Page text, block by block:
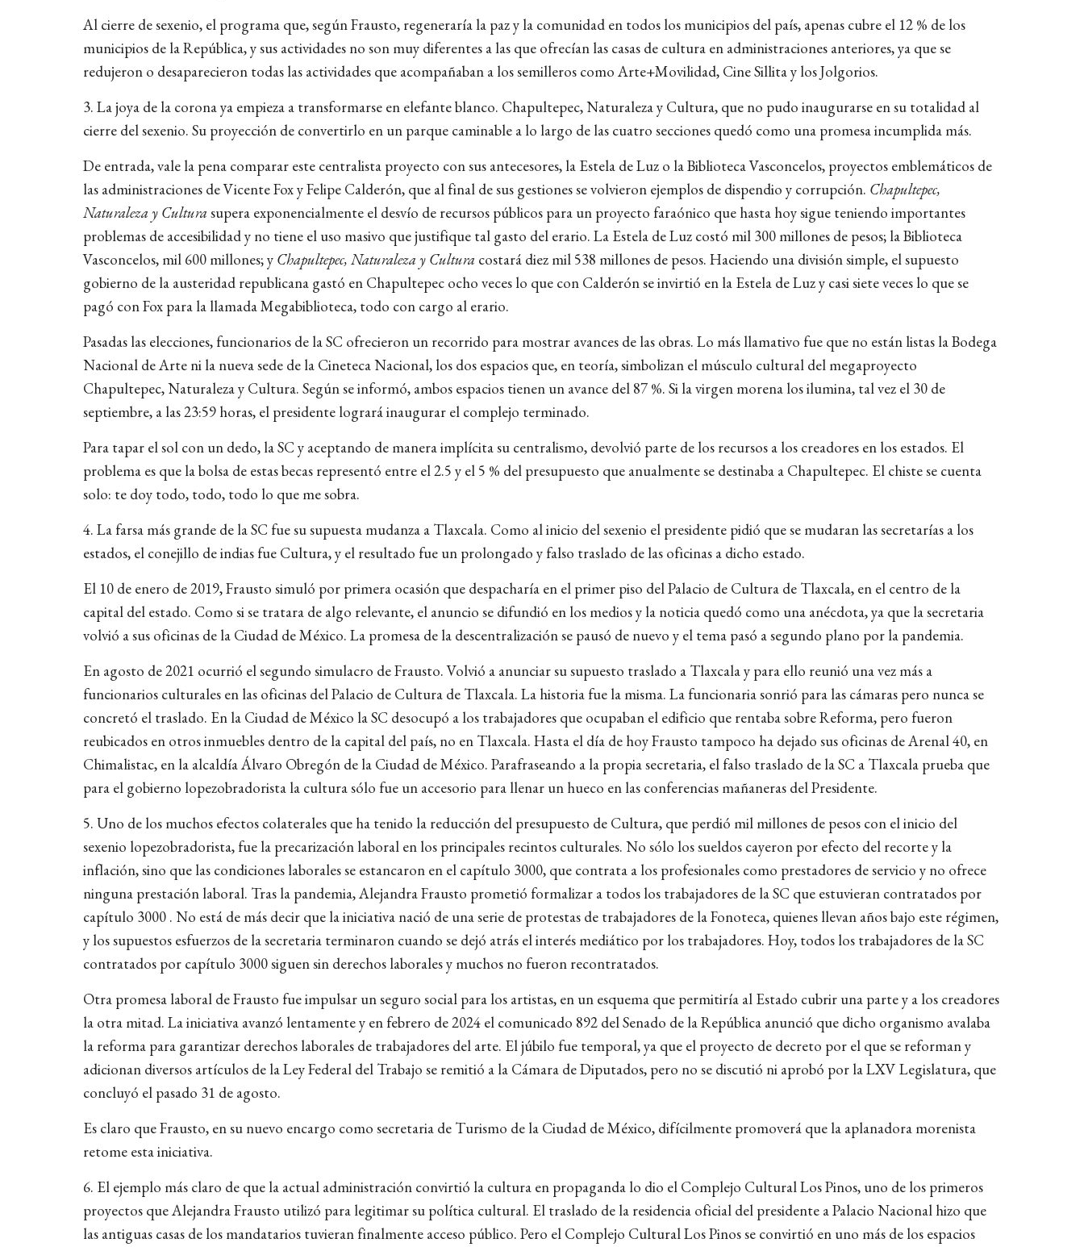
Al cierre de sexenio, el programa que, según Frausto, regeneraría la paz y la comunidad en todos los municipios del país, apenas cubre el 12 % de los
municipios de la República, y sus actividades no son muy diferentes a las que ofrecían las casas de cultura en administraciones anteriores, ya que se
redujeron o desaparecieron todas las actividades que acompañaban a los semilleros como Arte+Movilidad, Cine Sillita y los Jolgorios.
3. La joya de la corona ya empieza a transformarse en elefante blanco. Chapultepec, Naturaleza y Cultura, que no pudo inaugurarse en su totalidad al
cierre del sexenio. Su proyección de convertirlo en un parque caminable a lo largo de las cuatro secciones quedó como una promesa incumplida más.
De entrada, vale la pena comparar este centralista proyecto con sus antecesores, la Estela de Luz o la Biblioteca Vasconcelos, proyectos emblemáticos de
las administraciones de Vicente Fox y Felipe Calderón, que al final de sus gestiones se volvieron ejemplos de dispendio y corrupción. Chapultepec,
Naturaleza y Cultura supera exponencialmente el desvío de recursos públicos para un proyecto faraónico que hasta hoy sigue teniendo importantes
problemas de accesibilidad y no tiene el uso masivo que justifique tal gasto del erario. La Estela de Luz costó mil 300 millones de pesos; la Biblioteca
Vasconcelos, mil 600 millones; y Chapultepec, Naturaleza y Cultura costará diez mil 538 millones de pesos. Haciendo una división simple, el supuesto
gobierno de la austeridad republicana gastó en Chapultepec ocho veces lo que con Calderón se invirtió en la Estela de Luz y casi siete veces lo que se
pagó con Fox para la llamada Megabiblioteca, todo con cargo al erario.
Pasadas las elecciones, funcionarios de la SC ofrecieron un recorrido para mostrar avances de las obras. Lo más llamativo fue que no están listas la Bodega
Nacional de Arte ni la nueva sede de la Cineteca Nacional, los dos espacios que, en teoría, simbolizan el músculo cultural del megaproyecto
Chapultepec, Naturaleza y Cultura. Según se informó, ambos espacios tienen un avance del 87 %. Si la virgen morena los ilumina, tal vez el 30 de
septiembre, a las 23:59 horas, el presidente logrará inaugurar el complejo terminado.
Para tapar el sol con un dedo, la SC y aceptando de manera implícita su centralismo, devolvió parte de los recursos a los creadores en los estados. El
problema es que la bolsa de estas becas representó entre el 2.5 y el 5 % del presupuesto que anualmente se destinaba a Chapultepec. El chiste se cuenta
solo: te doy todo, todo, todo lo que me sobra.
4. La farsa más grande de la SC fue su supuesta mudanza a Tlaxcala. Como al inicio del sexenio el presidente pidió que se mudaran las secretarías a los
estados, el conejillo de indias fue Cultura, y el resultado fue un prolongado y falso traslado de las oficinas a dicho estado.
El 10 de enero de 2019, Frausto simuló por primera ocasión que despacharía en el primer piso del Palacio de Cultura de Tlaxcala, en el centro de la
capital del estado. Como si se tratara de algo relevante, el anuncio se difundió en los medios y la noticia quedó como una anécdota, ya que la secretaria
volvió a sus oficinas de la Ciudad de México. La promesa de la descentralización se pausó de nuevo y el tema pasó a segundo plano por la pandemia.
En agosto de 2021 ocurrió el segundo simulacro de Frausto. Volvió a anunciar su supuesto traslado a Tlaxcala y para ello reunió una vez más a
funcionarios culturales en las oficinas del Palacio de Cultura de Tlaxcala. La historia fue la misma. La funcionaria sonrió para las cámaras pero nunca se
concretó el traslado. En la Ciudad de México la SC desocupó a los trabajadores que ocupaban el edificio que rentaba sobre Reforma, pero fueron
reubicados en otros inmuebles dentro de la capital del país, no en Tlaxcala. Hasta el día de hoy Frausto tampoco ha dejado sus oficinas de Arenal 40, en
Chimalistac, en la alcaldía Álvaro Obregón de la Ciudad de México. Parafraseando a la propia secretaria, el falso traslado de la SC a Tlaxcala prueba que
para el gobierno lopezobradorista la cultura sólo fue un accesorio para llenar un hueco en las conferencias mañaneras del Presidente.
5. Uno de los muchos efectos colaterales que ha tenido la reducción del presupuesto de Cultura, que perdió mil millones de pesos con el inicio del
sexenio lopezobradorista, fue la precarización laboral en los principales recintos culturales. No sólo los sueldos cayeron por efecto del recorte y la
inflación, sino que las condiciones laborales se estancaron en el capítulo 3000, que contrata a los profesionales como prestadores de servicio y no ofrece
ninguna prestación laboral. Tras la pandemia, Alejandra Frausto prometió formalizar a todos los trabajadores de la SC que estuvieran contratados por
capítulo 3000 . No está de más decir que la iniciativa nació de una serie de protestas de trabajadores de la Fonoteca, quienes llevan años bajo este régimen,
y los supuestos esfuerzos de la secretaria terminaron cuando se dejó atrás el interés mediático por los trabajadores. Hoy, todos los trabajadores de la SC
contratados por capítulo 3000 siguen sin derechos laborales y muchos no fueron recontratados.
Otra promesa laboral de Frausto fue impulsar un seguro social para los artistas, en un esquema que permitiría al Estado cubrir una parte y a los creadores
la otra mitad. La iniciativa avanzó lentamente y en febrero de 2024 el comunicado 892 del Senado de la República anunció que dicho organismo avalaba
la reforma para garantizar derechos laborales de trabajadores del arte. El júbilo fue temporal, ya que el proyecto de decreto por el que se reforman y
adicionan diversos artículos de la Ley Federal del Trabajo se remitió a la Cámara de Diputados, pero no se discutió ni aprobó por la LXV Legislatura, que
concluyó el pasado 31 de agosto.
Es claro que Frausto, en su nuevo encargo como secretaria de Turismo de la Ciudad de México, difícilmente promoverá que la aplanadora morenista
retome esta iniciativa.
6. El ejemplo más claro de que la actual administración convirtió la cultura en propaganda lo dio el Complejo Cultural Los Pinos, uno de los primeros
proyectos que Alejandra Frausto utilizó para legitimar su política cultural. El traslado de la residencia oficial del presidente a Palacio Nacional hizo que
las antiguas casas de los mandatarios tuvieran finalmente acceso público. Pero el Complejo Cultural Los Pinos se convirtió en uno más de los espacios